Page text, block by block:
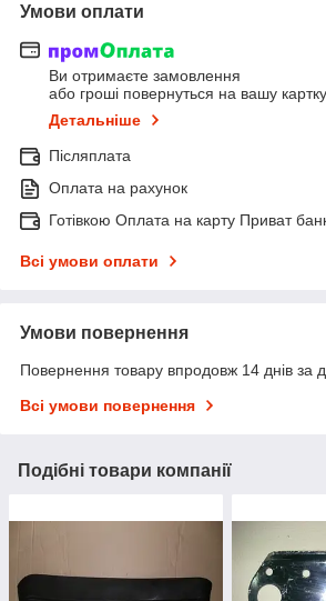
Умови оплати
Ви отримаєте замовлення
або гроші повернуться на вашу картку
Детальніше
Післяплата
Оплата на рахунок
Готівкою Оплата на карту Приват
Всі умови оплати
Умови повернення
Повернення товару впродовж 14 днів за
Всі умови повернення
Подібні товари компанії